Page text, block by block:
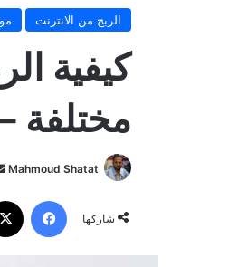
الربح من الانترنت
مختلفة
Mahmoud Shatat
شاركها